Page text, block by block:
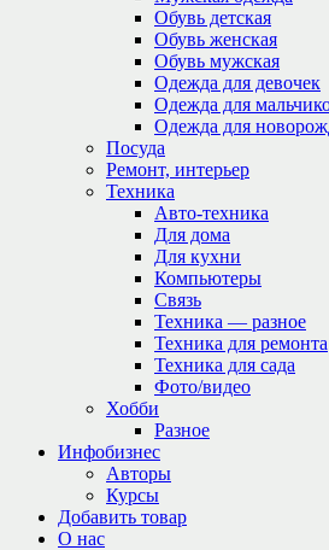
Обувь детская
Обувь женская
Обувь мужская
Одежда для девочек
Одежда для
Одежда для
Посуда
Ремонт, интерьер
Техника
Авто-техника
Для дома
Для кухни
Компьютеры
Связь
Техника — разное
Техника для ремонта
Техника для сада
Фото/видео
Хобби
Разное
Инфобизнес
Авторы
Курсы
Добавить товар
О нас